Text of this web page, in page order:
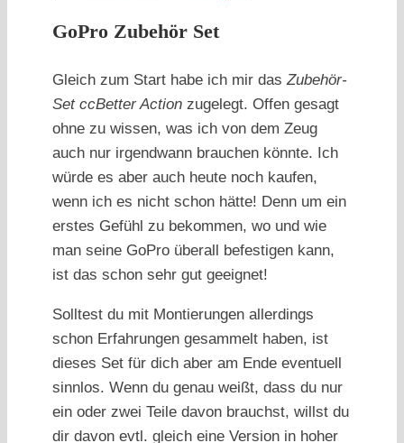
GoPro Zubehör Set
Gleich zum Start habe ich mir dasZubehör-
Set ccBetter Action zugelegt. Offen gesagt
ohne zu wissen, was ich von dem Zeug
auch nur irgendwann brauchen könnte. Ich
würde es aber auch heute noch kaufen,
wenn ich es nicht schon hätte! Denn um ein
erstes Gefühl zu bekommen, wo und wie
man seine GoPro überall befestigen kann,
ist das schon sehr gut geeignet!
Solltest du mit Montierungen allerdings
schon Erfahrungen gesammelt haben, ist
dieses Set für dich aber am Ende eventuell
sinnlos. Wenn du genau weißt, dass du nur
ein oder zwei Teile davon brauchst, willst du
dir davon evtl. gleich eine Version in hoher